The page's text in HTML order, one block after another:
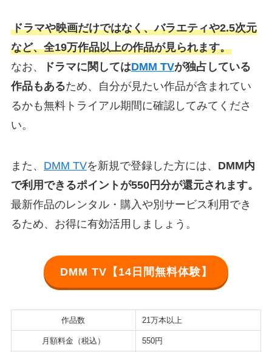
ドラマや映画だけではなく、バラエティや2.5次元
など、全19万作品以上の作品が見られます。
なお、
ドラマに関してはDMM TVが独占している
作品もあるため、自分が見たい作品が含まれてい
るかも無料トライアル期間に確認してみてくださ
い。
また、 DMM TVを新規で登録した方には、 DMM内
で利用できるポイントが550円分が還元されます。
最新作品のレンタル・購入や別サービス利用でき
るため、お得に有効活用しましょう。
DMM TV【14日間無料体験】
作品数 21万本以上
月額料金（税込） 550円